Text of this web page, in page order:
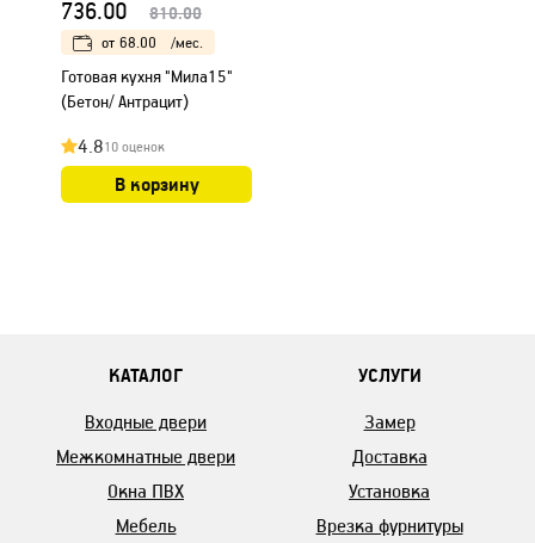
736.00 810.00
от 68.00 /мес.
Готовая кухня "Мила15"
(Бетон/ Антрацит)
4.810 оценок
В корзину
КАТАЛОГ
Входные двери
Межкомнатные двери
Окна ПВХ
Мебель
УСЛУГИ
Замер
Доставка
Установка
Врезка фурнитуры